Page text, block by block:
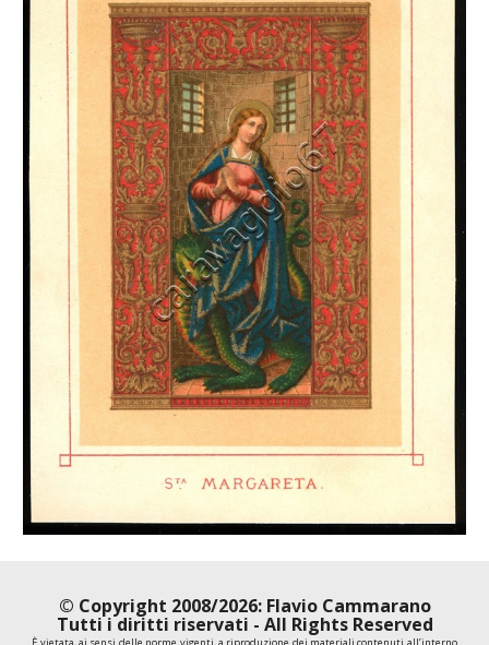
© Copyright 2008/2026: Flavio Cammarano
Tutti i diritti riservati - All Rights Reserved